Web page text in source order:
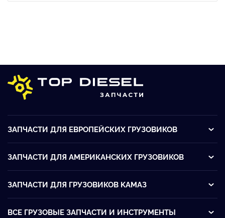
ЗАПЧАСТИ ДЛЯ ЕВРОПЕЙСКИХ ГРУЗОВИКОВ
ЗАПЧАСТИ ДЛЯ АМЕРИКАНСКИХ ГРУЗОВИКОВ
ЗАПЧАСТИ ДЛЯ ГРУЗОВИКОВ KАМАЗ
ВСЕ ГРУЗОВЫЕ ЗАПЧАСТИ И ИНСТРУМЕНТЫ